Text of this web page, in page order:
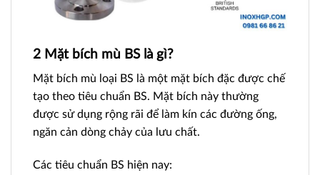
2 Mặt bích mù BS là gì?
Mặt bích mù loại BS là một mặt bích đặc được chế
tạo theo tiêu chuẩn BS. Mặt bích này thường
được sử dụng rộng rãi để làm kín các đường ống,
ngăn cản dòng chảy của lưu chất.
Các tiêu chuẩn BS hiện nay: